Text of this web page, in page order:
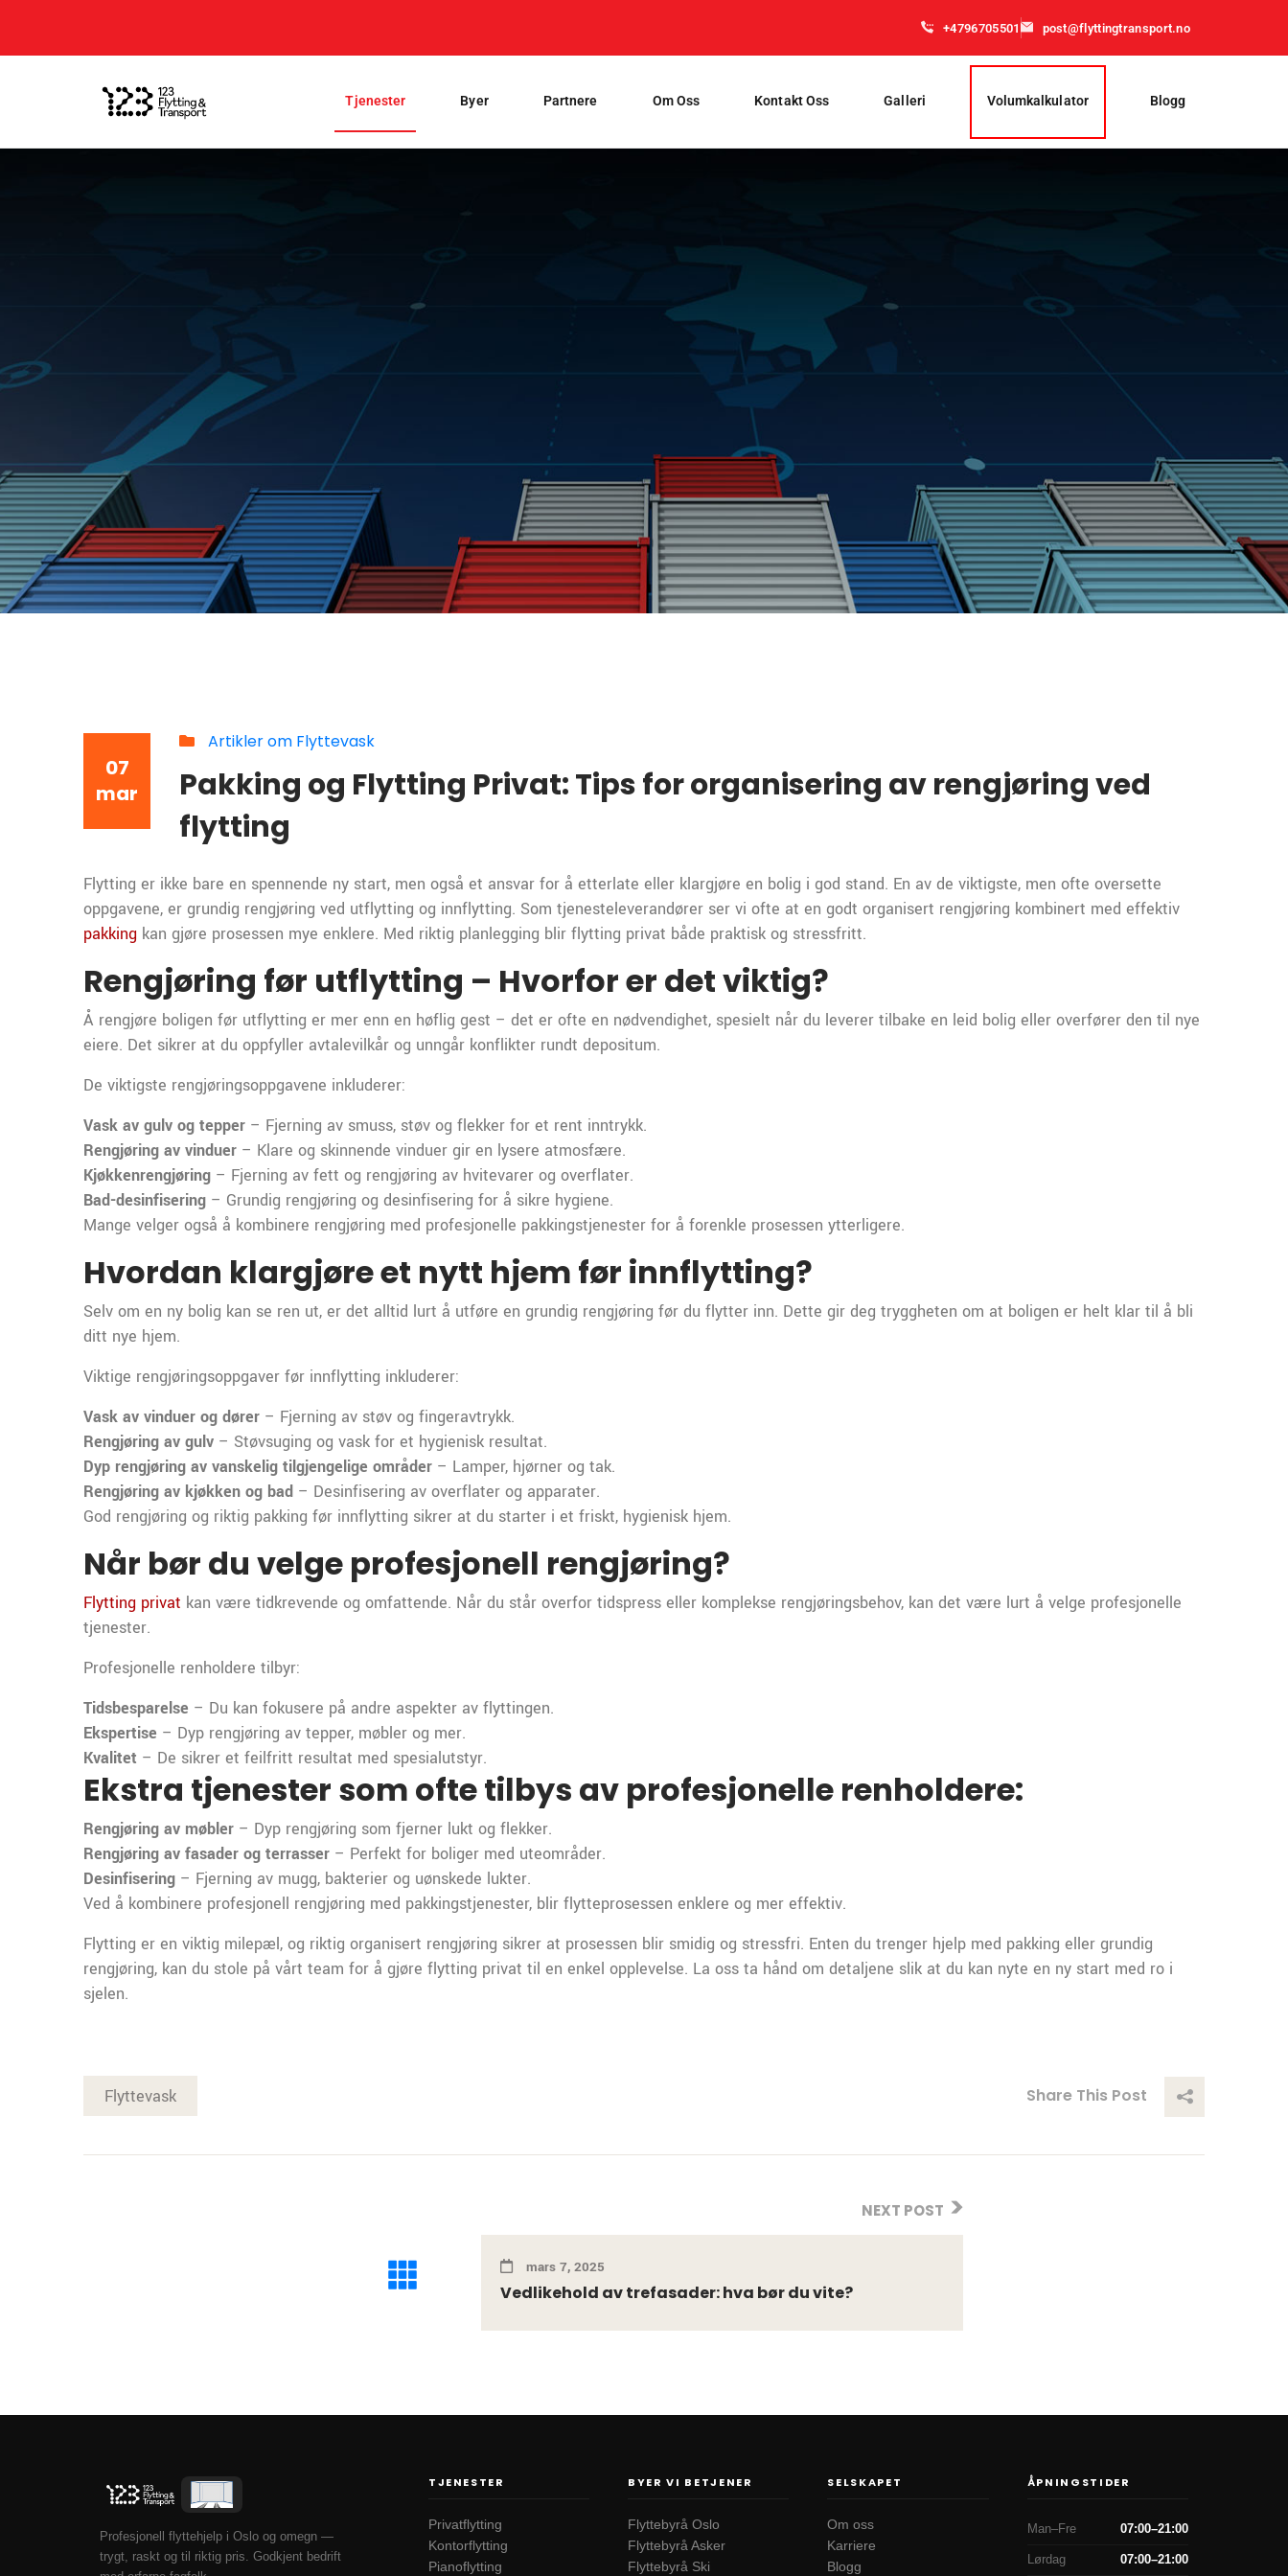
+4796705501 post@flyttingtransport.no
Tjenester Byer Partnere Om Oss Kontakt Oss Galleri Volumkalkulator Blogg
07
mar
Artikler om Flyttevask
Pakking og Flytting Privat: Tips for organisering av rengjøring ved
flytting
Flytting er ikke bare en spennende ny start, men også et ansvar for å etterlate eller klargjøre en bolig i god stand. En av de viktigste, men ofte oversette
oppgavene, er grundig rengjøring ved utflytting og innflytting. Som tjenesteleverandører ser vi ofte at en godt organisert rengjøring kombinert med effektiv
pakking kan gjøre prosessen mye enklere. Med riktig planlegging blir flytting privat både praktisk og stressfritt.
Rengjøring før utflytting – Hvorfor er det viktig?
Å rengjøre boligen før utflytting er mer enn en høflig gest – det er ofte en nødvendighet, spesielt når du leverer tilbake en leid bolig eller overfører den til nye
eiere. Det sikrer at du oppfyller avtalevilkår og unngår konflikter rundt depositum.
De viktigste rengjøringsoppgavene inkluderer:
Vask av gulv og tepper – Fjerning av smuss, støv og flekker for et rent inntrykk.
Rengjøring av vinduer – Klare og skinnende vinduer gir en lysere atmosfære.
Kjøkkenrengjøring – Fjerning av fett og rengjøring av hvitevarer og overflater.
Bad-desinfisering – Grundig rengjøring og desinfisering for å sikre hygiene.
Mange velger også å kombinere rengjøring med profesjonelle pakkingstjenester for å forenkle prosessen ytterligere.
Hvordan klargjøre et nytt hjem før innflytting?
Selv om en ny bolig kan se ren ut, er det alltid lurt å utføre en grundig rengjøring før du flytter inn. Dette gir deg tryggheten om at boligen er helt klar til å bli
ditt nye hjem.
Viktige rengjøringsoppgaver før innflytting inkluderer:
Vask av vinduer og dører – Fjerning av støv og fingeravtrykk.
Rengjøring av gulv – Støvsuging og vask for et hygienisk resultat.
Dyp rengjøring av vanskelig tilgjengelige områder – Lamper, hjørner og tak.
Rengjøring av kjøkken og bad – Desinfisering av overflater og apparater.
God rengjøring og riktig pakking før innflytting sikrer at du starter i et friskt, hygienisk hjem.
Når bør du velge profesjonell rengjøring?
Flytting privat kan være tidkrevende og omfattende. Når du står overfor tidspress eller komplekse rengjøringsbehov, kan det være lurt å velge profesjonelle
tjenester.
Profesjonelle renholdere tilbyr:
Tidsbesparelse – Du kan fokusere på andre aspekter av flyttingen.
Ekspertise – Dyp rengjøring av tepper, møbler og mer.
Kvalitet – De sikrer et feilfritt resultat med spesialutstyr.
Ekstra tjenester som ofte tilbys av profesjonelle renholdere:
Rengjøring av møbler – Dyp rengjøring som fjerner lukt og flekker.
Rengjøring av fasader og terrasser – Perfekt for boliger med uteområder.
Desinfisering – Fjerning av mugg, bakterier og uønskede lukter.
Ved å kombinere profesjonell rengjøring med pakkingstjenester, blir flytteprosessen enklere og mer effektiv.
Flytting er en viktig milepæl, og riktig organisert rengjøring sikrer at prosessen blir smidig og stressfri. Enten du trenger hjelp med pakking eller grundig
rengjøring, kan du stole på vårt team for å gjøre flytting privat til en enkel opplevelse. La oss ta hånd om detaljene slik at du kan nyte en ny start med ro i
sjelen.
Flyttevask Share This Post
NEXT POST
mars 7, 2025
Vedlikehold av trefasader: hva bør du vite?
Profesjonell flyttehjelp i Oslo og omegn —
trygt, raskt og til riktig pris. Godkjent bedrift
TJENESTER
Privatflytting
Kontorflytting
Pianoflytting
BYER VI BETJENER
Flyttebyrå Oslo
Flyttebyrå Asker
Flyttebyrå Ski
SELSKAPET
Om oss
Karriere
Blogg
ÅPNINGSTIDER
Man–Fre 07:00–21:00
Lørdag 07:00–21:00